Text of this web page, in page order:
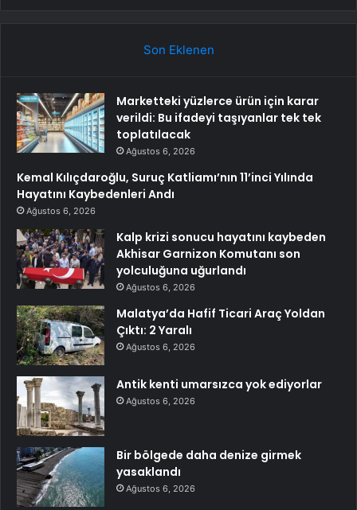
Son Eklenen
Marketteki yüzlerce ürün için karar
verildi: Bu ifadeyi taşıyanlar tek tek
toplatılacak
Ağustos 6, 2026
Kemal Kılıçdaroğlu, Suruç Katliamı’nın 11’inci Yılında
Hayatını Kaybedenleri Andı
Ağustos 6, 2026
Kalp krizi sonucu hayatını kaybeden
Akhisar Garnizon Komutanı son
yolculuğuna uğurlandı
Ağustos 6, 2026
Malatya’da Hafif Ticari Araç Yoldan
Çıktı: 2 Yaralı
Ağustos 6, 2026
Antik kenti umarsızca yok ediyorlar
Ağustos 6, 2026
Bir bölgede daha denize girmek
yasaklandı
Ağustos 6, 2026